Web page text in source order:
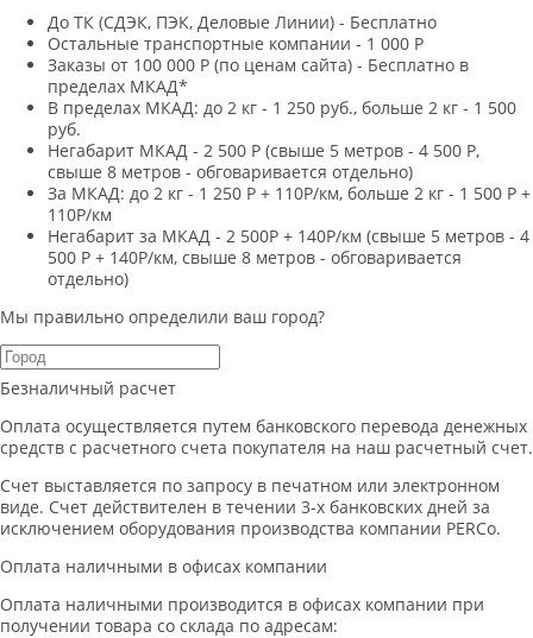
До ТК (СДЭК, ПЭК, Деловые Линии) - Бесплатно
Остальные транспортные компании - 1 000 Р
Заказы от 100 000 Р (по ценам сайта) - Бесплатно в
пределах МКАД*
В пределах МКАД: до 2 кг - 1 250 руб., больше 2 кг - 1 500
руб.
Негабарит МКАД - 2 500 Р (свыше 5 метров - 4 500 Р,
свыше 8 метров - обговаривается отдельно)
За МКАД: до 2 кг - 1 250 Р + 110Р/км, больше 2 кг - 1 500 Р +
110Р/км
Негабарит за МКАД - 2 500Р + 140Р/км (свыше 5 метров - 4
500 Р + 140Р/км, свыше 8 метров - обговаривается
отдельно)
Мы правильно определили ваш город?
Безналичный расчет
Оплата осуществляется путем банковского перевода денежных
средств с расчетного счета покупателя на наш расчетный счет.
Счет выставляется по запросу в печатном или электронном
виде. Счет действителен в течении 3-х банковских дней за
исключением оборудования производства компании PERCo.
Оплата наличными в офисах компании
Оплата наличными производится в офисах компании при
получении товара со склада по адресам: